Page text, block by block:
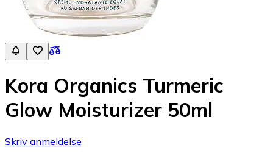
Kora Organics Turmeric
Glow Moisturizer 50ml
Skriv anmeldelse